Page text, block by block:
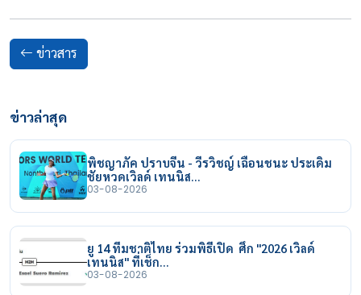
ข่าวสาร
ข่าวล่าสุด
พิชญาภัค ปราบจีน - วีรวิชญ์ เฉือนชนะ ประเดิม
ชัยหวดเวิลด์ เทนนิส…
03-08-2026
ยู 14 ทีมชาติไทย ร่วมพิธีเปิด ศึก "2026 เวิลด์
เทนนิส" ที่เช็ก…
03-08-2026